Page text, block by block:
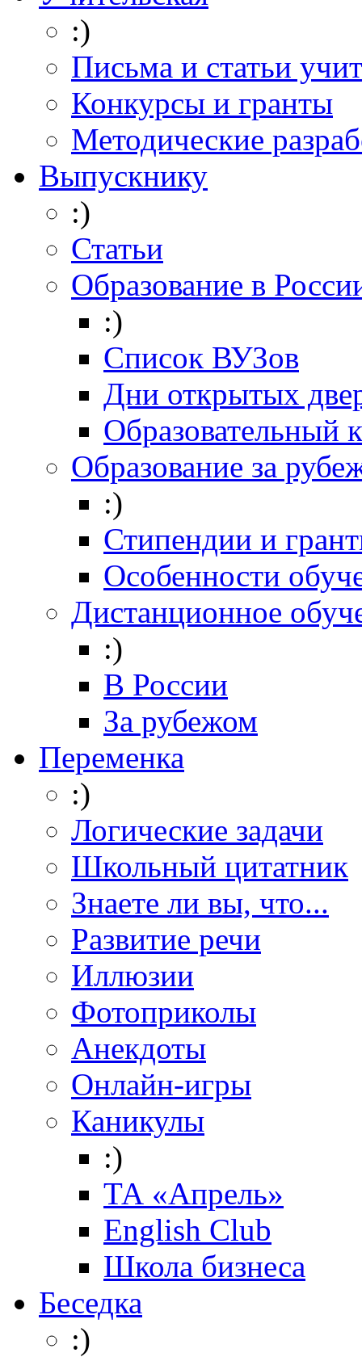
:)
Письма и статьи
Конкурсы и гранты
Методические
Выпускнику
:)
Статьи
Образование в
:)
Список ВУЗов
Дни открытых
Образовательный
Образование за
:)
Стипендии и
Особенности
Дистанционное
:)
В России
За рубежом
Переменка
:)
Логические задачи
Школьный цитатник
Знаете ли вы, что...
Развитие речи
Иллюзии
Фотоприколы
Анекдоты
Онлайн-игры
Каникулы
:)
ТА «Апрель»
English Club
Школа бизнеса
Беседка
:)